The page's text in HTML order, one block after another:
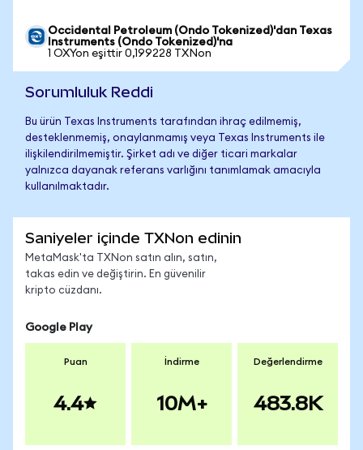
Occidental Petroleum (Ondo Tokenized)'dan Texas
Instruments (Ondo Tokenized)'na
1 OXYon eşittir 0,199228 TXNon
Sorumluluk Reddi
Bu ürün Texas Instruments tarafından ihraç edilmemiş,
desteklenmemiş, onaylanmamış veya Texas Instruments ile
ilişkilendirilmemiştir. Şirket adı ve diğer ticari markalar
yalnızca dayanak referans varlığını tanımlamak amacıyla
kullanılmaktadır.
Saniyeler içinde TXNon edinin
MetaMask'ta TXNon satın alın, satın,
takas edin ve değiştirin. En güvenilir
kripto cüzdanı.
Google Play
Puan
4.4
İndirme
10M+
Değerlendirme
483.8K